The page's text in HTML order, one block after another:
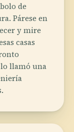
de
Párese en
y mire
casas
lo llamó una